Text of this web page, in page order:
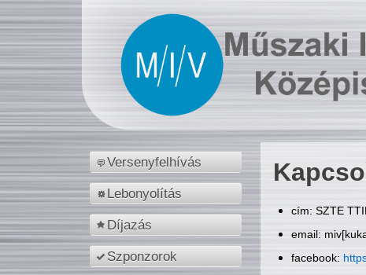
Versenyfelhívás
Lebonyolítás
Díjazás
Szponzorok
cím: SZTE
email:
facebook: